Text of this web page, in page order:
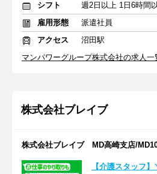
シフト
雇用形態
派遣社員
アクセス
沼田駅
マンパワーグループ株式会社の求人一
株式会社ブレイブ
株式会社ブレイブ MD高崎支店/
【介護スタッフ